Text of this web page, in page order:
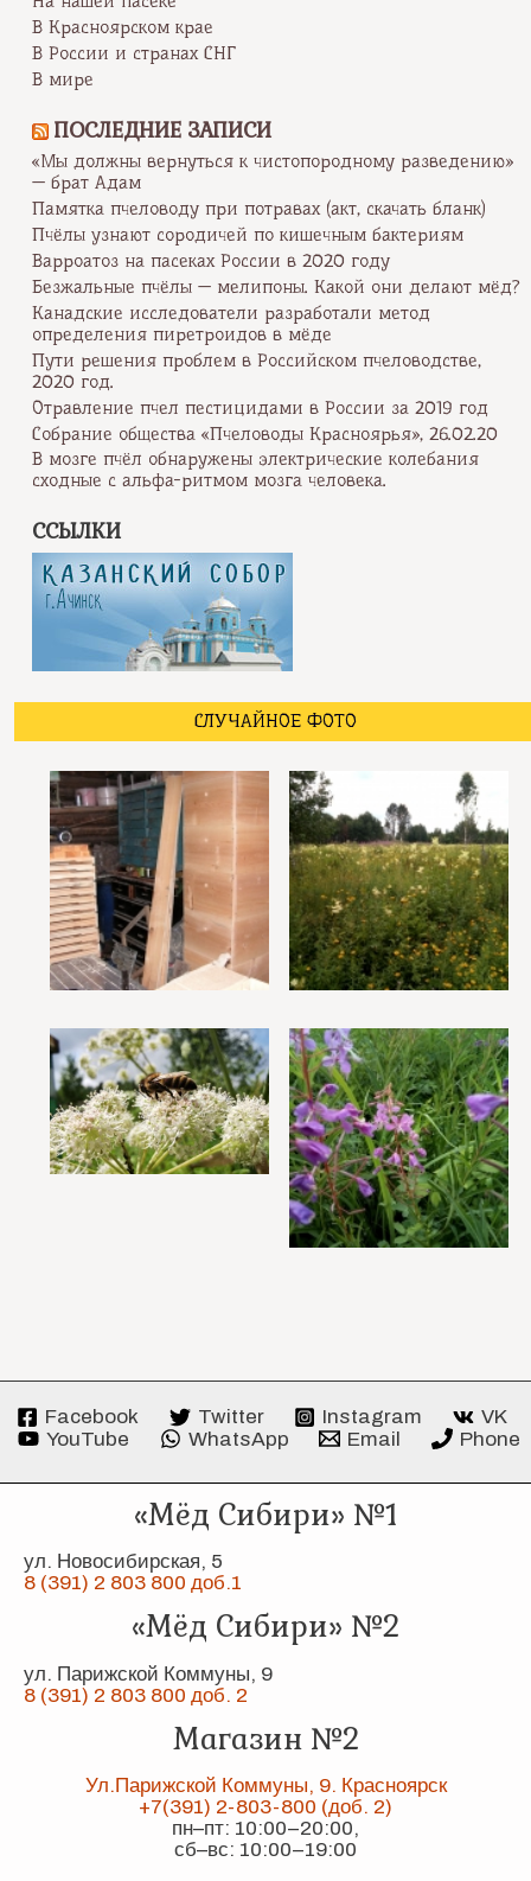
В Красноярском крае
В России и странах СНГ
В мире
ПОСЛЕДНИЕ ЗАПИСИ
«Мы должны вернуться к чистопородному разведению»
— брат Адам
Памятка пчеловоду при потравах (акт, скачать бланк)
Пчёлы узнают сородичей по кишечным бактериям
Варроатоз на пасеках России в 2020 году
Безжальные пчёлы — мелипоны. Какой они делают мёд?
Канадские исследователи разработали метод
определения пиретроидов в мёде
Пути решения проблем в Российском пчеловодстве,
2020 год.
Отравление пчел пестицидами в России за 2019 год
Собрание общества «Пчеловоды Красноярья», 26.02.20
В мозге пчёл обнаружены электрические колебания
сходные с альфа-ритмом мозга человека.
ССЫЛКИ
СЛУЧАЙНОЕ ФОТО
Facebook Twitter Instagram
VK
YouTube
WhatsApp Email Phone
«Мёд Сибири» №1
ул. Новосибирская, 5
8 (391) 2 803 800 доб.1
«Мёд Сибири» №2
ул. Парижской Коммуны, 9
8 (391) 2 803 800 доб. 2
Магазин №2
Ул.Парижской Коммуны, 9. Красноярск
+7(391) 2-803-800 (доб. 2)
пн–пт: 10:00–20:00,
сб–вс: 10:00–19:00